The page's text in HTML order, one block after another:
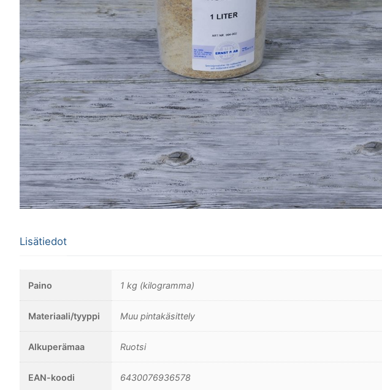
Lisätiedot
Paino 1 kg (kilogramma)
Materiaali/tyyppi Muu pintakäsittely
Alkuperämaa Ruotsi
EAN-koodi 6430076936578